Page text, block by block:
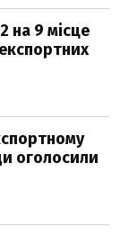
на 9 місце
оголосили